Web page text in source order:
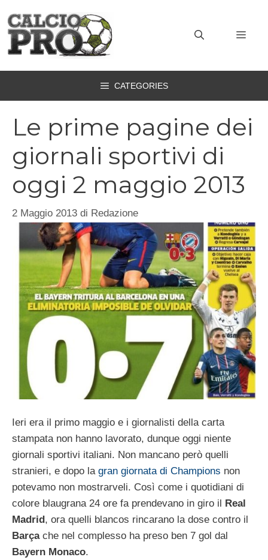
contenuto
CATEGORIES
Le prime pagine dei
giornali sportivi di
oggi 2 maggio 2013
2 Maggio 2013 di Redazione
Ieri era il primo maggio e i giornalisti della carta
stampata non hanno lavorato, dunque oggi niente
giornali sportivi italiani. Non mancano però quelli
stranieri, e dopo la gran giornata di Champions non
potevamo non mostrarveli. Così come i quotidiani di
colore blaugrana 24 ore fa prendevano in giro il
Real
Madrid , ora quelli blancos rincarano la dose contro il
Barçache nel complesso ha preso ben 7 gol dal
Bayern Monaco.